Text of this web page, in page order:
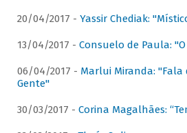
20/04/2017 - Yassir Chediak:
13/04/2017 - Consuelo de Paula:
06/04/2017 - Marlui Miranda: "Fala
Gente"
30/03/2017 - Corina Magalhães: